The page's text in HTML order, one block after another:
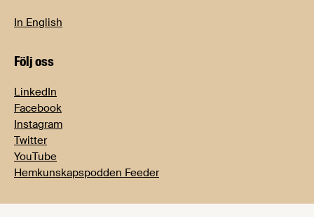
In English
Följ oss
LinkedIn
Facebook
Instagram
Twitter
YouTube
Hemkunskapspodden Feeder